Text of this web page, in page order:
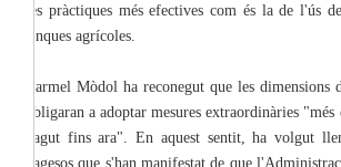
les pràctiques més efectives com és la de l'ús
finques agrícoles.
Carmel Mòdol ha reconegut que les dimensions
obligaran a adoptar mesures extraordinàries
hagut fins ara". En aquest sentit, ha volgut
pagesos que s'han manifestat de que